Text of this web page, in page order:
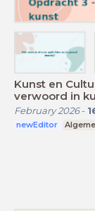
Kunst en
verwoord in
February 2026-
newEditor